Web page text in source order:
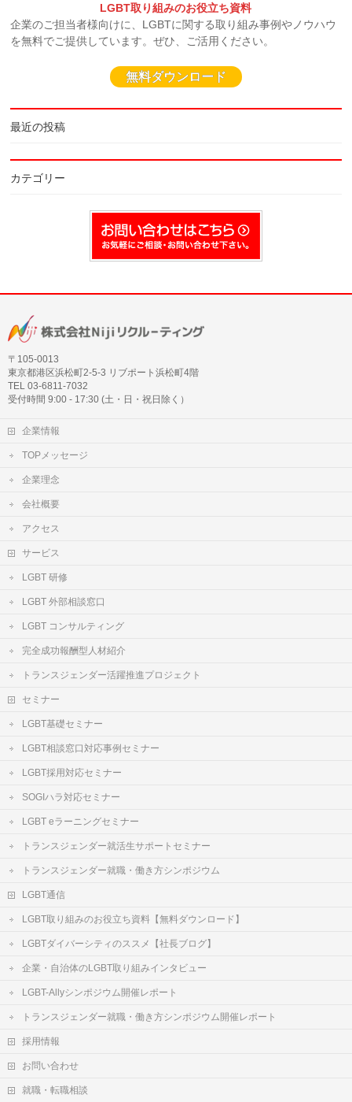
LGBT取り組みのお役立ち資料
企業のご担当者様向けに、LGBTに関する取り組み事例やノウハウ
を無料でご提供しています。ぜひ、ご活用ください。
無料ダウンロード
最近の投稿
カテゴリー
〒105‐0013
東京都港区浜松町2-5-3 リブポート浜松町4階
TEL 03-6811-7032
受付時間 9:00 - 17:30 (土・日・祝日除く）
企業情報
TOPメッセージ
企業理念
会社概要
アクセス
サービス
LGBT 研修
LGBT 外部相談窓口
LGBT コンサルティング
完全成功報酬型人材紹介
トランスジェンダー活躍推進プロジェクト
セミナー
LGBT基礎セミナー
LGBT相談窓口対応事例セミナー
LGBT採用対応セミナー
SOGIハラ対応セミナー
LGBT eラーニングセミナー
トランスジェンダー就活生サポートセミナー
トランスジェンダー就職・働き方シンポジウム
LGBT通信
LGBT取り組みのお役立ち資料【無料ダウンロード】
LGBTダイバーシティのススメ【社長ブログ】
企業・自治体のLGBT取り組みインタビュー
LGBT-Allyシンポジウム開催レポート
トランスジェンダー就職・働き方シンポジウム開催レポート
採用情報
お問い合わせ
就職・転職相談